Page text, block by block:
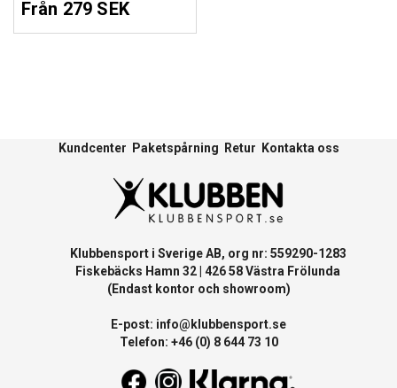
Från 279 SEK
Kundcenter Paketspårning Retur Kontakta oss
Klubbensport i Sverige AB, org nr: 559290-1283
Fiskebäcks Hamn 32 | 426 58 Västra Frölunda
(Endast kontor och showroom)
E-post: info@klubbensport.se
Telefon: +46 (0) 8 644 73 10